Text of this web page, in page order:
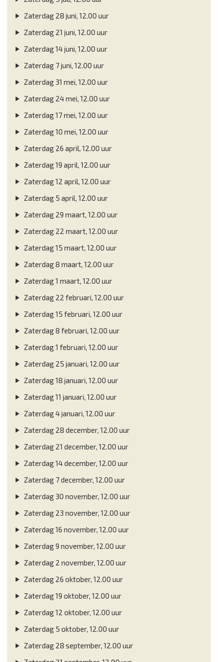
Zaterdag 28 juni, 12.00 uur
Zaterdag 21 juni, 12.00 uur
Zaterdag 14 juni, 12.00 uur
Zaterdag 7 juni, 12.00 uur
Zaterdag 31 mei, 12.00 uur
Zaterdag 24 mei, 12.00 uur
Zaterdag 17 mei, 12.00 uur
Zaterdag 10 mei, 12.00 uur
Zaterdag 26 april, 12.00 uur
Zaterdag 19 april, 12.00 uur
Zaterdag 12 april, 12.00 uur
Zaterdag 5 april, 12.00 uur
Zaterdag 29 maart, 12.00 uur
Zaterdag 22 maart, 12.00 uur
Zaterdag 15 maart, 12.00 uur
Zaterdag 8 maart, 12.00 uur
Zaterdag 1 maart, 12.00 uur
Zaterdag 22 februari, 12.00 uur
Zaterdag 15 februari, 12.00 uur
Zaterdag 8 februari, 12.00 uur
Zaterdag 1 februari, 12.00 uur
Zaterdag 25 januari, 12.00 uur
Zaterdag 18 januari, 12.00 uur
Zaterdag 11 januari, 12.00 uur
Zaterdag 4 januari, 12.00 uur
Zaterdag 28 december, 12.00 uur
Zaterdag 21 december, 12.00 uur
Zaterdag 14 december, 12.00 uur
Zaterdag 7 december, 12.00 uur
Zaterdag 30 november, 12.00 uur
Zaterdag 23 november, 12.00 uur
Zaterdag 16 november, 12.00 uur
Zaterdag 9 november, 12.00 uur
Zaterdag 2 november, 12.00 uur
Zaterdag 26 oktober, 12.00 uur
Zaterdag 19 oktober, 12.00 uur
Zaterdag 12 oktober, 12.00 uur
Zaterdag 5 oktober, 12.00 uur
Zaterdag 28 september, 12.00 uur